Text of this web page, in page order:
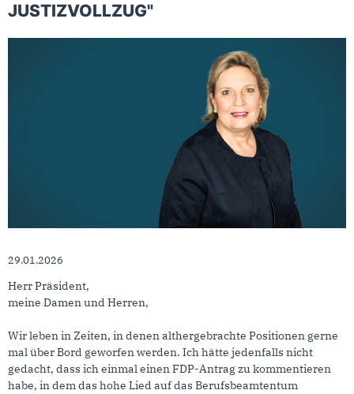
JUSTIZVOLLZUG"
29.01.2026
Herr Präsident,
meine Damen und Herren,
Wir leben in Zeiten, in denen althergebrachte Positionen gerne
mal über Bord geworfen werden. Ich hätte jedenfalls nicht
gedacht, dass ich einmal einen FDP-Antrag zu kommentieren
habe, in dem das hohe Lied auf das Berufsbeamtentum